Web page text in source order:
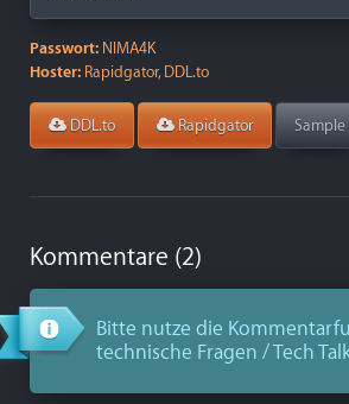
Passwort: NIMA4K
Hoster: Rapidgator, DDL.to
DDL.to Rapidgator Sample
Kommentare (2)
Bitte nutze die
technische Fragen / Tech